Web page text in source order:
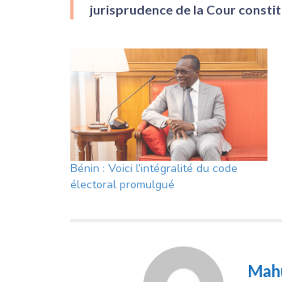
jurisprudence de la Cour
Bénin : Voici l’intégralité du code
électoral promulgué